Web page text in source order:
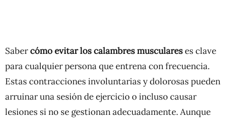
Sabercómo evitar los calambres musculareses clave
para cualquier persona que entrena con frecuencia.
Estas contracciones involuntarias y dolorosas pueden
arruinar una sesión de ejercicio o incluso causar
lesiones si no se gestionan adecuadamente. Aunque